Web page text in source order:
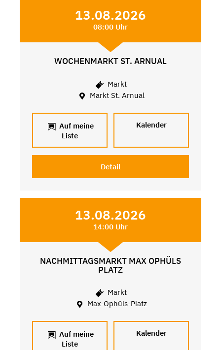
13.08.2026
08:00 Uhr
WOCHENMARKT ST. ARNUAL
Markt
Markt St. Arnual
Auf meine
Liste
Kalender
Detail
13.08.2026
14:00 Uhr
NACHMITTAGSMARKT MAX OPHÜLS
PLATZ
Markt
Max-Ophüls-Platz
Auf meine
Liste
Kalender